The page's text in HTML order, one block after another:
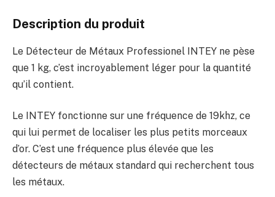
Description du produit
Le Détecteur de Métaux Professionel INTEY ne pèse
que 1 kg, c’est incroyablement léger pour la quantité
qu’il contient.
Le INTEY fonctionne sur une fréquence de 19khz, ce
qui lui permet de localiser les plus petits morceaux
d’or. C’est une fréquence plus élevée que les
détecteurs de métaux standard qui recherchent tous
les métaux.